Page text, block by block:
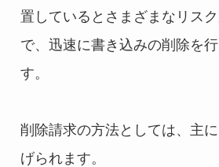
置しているとさまざまなリス
で、迅速に書き込みの削除を
す。
削除請求の方法としては、主
げられます。